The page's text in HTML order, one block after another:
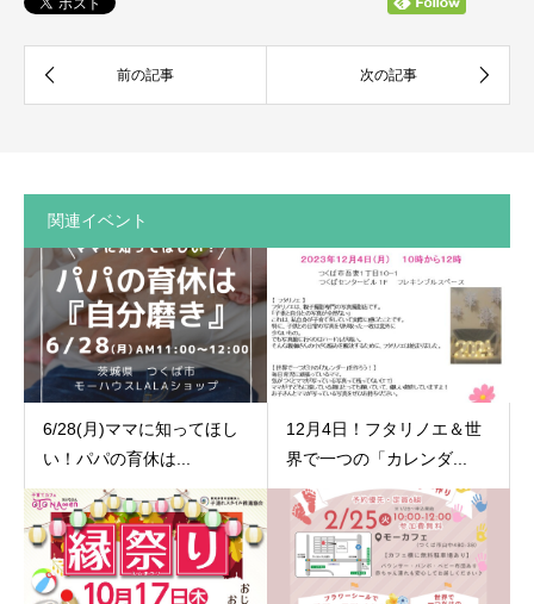
関連イベント
6/28(月)ママに知ってほし
い！パパの育休は...
12月4日！フタリノエ＆世
界で一つの「カレンダ...